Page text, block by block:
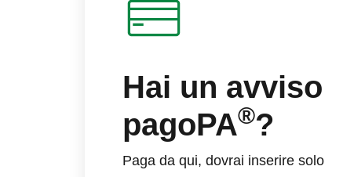
Hai un avviso
pagoPA®?
Paga da qui, dovrai inserire solo